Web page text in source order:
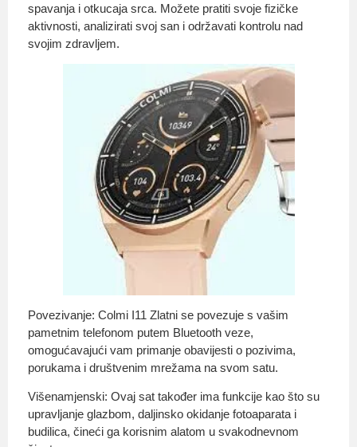
spavanja i otkucaja srca. Možete pratiti svoje fizičke
aktivnosti, analizirati svoj san i održavati kontrolu nad
svojim zdravljem.
Povezivanje: Colmi I11 Zlatni se povezuje s vašim
pametnim telefonom putem Bluetooth veze,
omogućavajući vam primanje obavijesti o pozivima,
porukama i društvenim mrežama na svom satu.
Višenamjenski: Ovaj sat također ima funkcije kao što su
upravljanje glazbom, daljinsko okidanje fotoaparata i
budilica, čineći ga korisnim alatom u svakodnevnom